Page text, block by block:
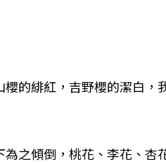
的緋紅，吉野櫻的潔白，
之傾倒，桃花、李花、杏